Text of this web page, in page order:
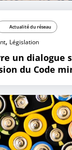
Actualité du réseau
, Législation
un dialogue
du Code